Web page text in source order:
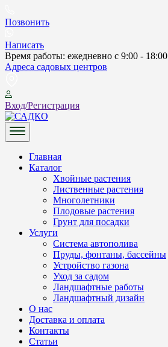
to
Позвонить
Написать
Время работы: ежедневно с 9:00 - 18:00
Адреса садовых центров
Вход/Регистрация
САДКО
Главная
Каталог
Хвойные растения
Лиственные растения
Многолетники
Плодовые растения
Грунт для посадки
Услуги
Система автополива
Пруды, фонтаны, бассейны
Устройство газона
Уход за садом
Ландшафтные работы
Ландшафтный дизайн
О нас
Доставка и оплата
Контакты
Cтатьи